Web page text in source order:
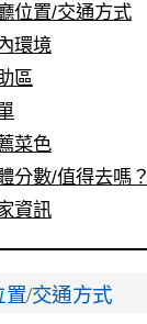
位置/交通方式
環境
區
菜色
分數/值得去嗎？
資訊
/交通方式